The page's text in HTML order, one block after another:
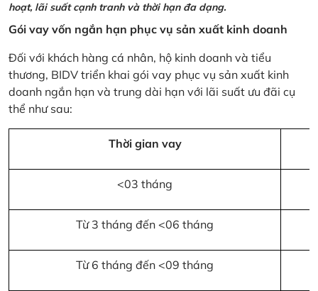
hoạt, lãi suất cạnh tranh và thời hạn đa dạng.
Gói vay vốn ngắn hạn phục vụ sản xuất kinh doanh
Đối với khách hàng cá nhân, hộ kinh doanh và tiểu
thương, BIDV triển khai gói vay phục vụ sản xuất kinh
doanh ngắn hạn và trung dài hạn với lãi suất ưu đãi cụ
thể như sau:
Thời gian vay
<03 tháng
Từ 3 tháng đến <06 tháng
Từ 6 tháng đến <09 tháng